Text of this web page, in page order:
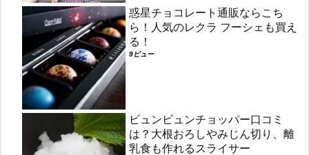
惑星チョコレート通販ならこち
ら！人気のレクラ フーシェも買え
る！
9ビュー
ビュンビュンチョッパー口コミ
は？大根おろしやみじん切り、離
乳食も作れるスライサー